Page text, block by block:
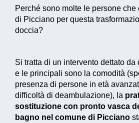
Perché sono molte le persone
di Picciano per questa
doccia?
Si tratta di un intervento dettato
e le principali sono la comodità
presenza di persone in età
difficoltà di deambulazione), la
sostituzione con pronto vasca
bagno nel comune di Picciano